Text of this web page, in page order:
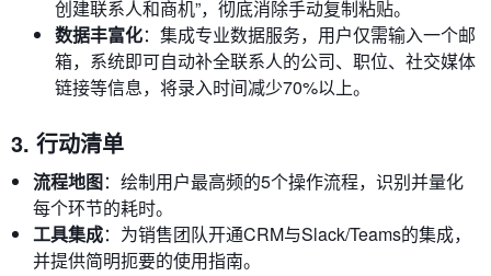
创建联系人和商机”，彻底消除手动复制粘贴。
数据丰富化：集成专业数据服务，用户仅需输入一个邮
箱，系统即可自动补全联系人的公司、职位、社交媒体
链接等信息，将录入时间减少70%以上。
3. 行动清单
流程地图：绘制用户最高频的5个操作流程，识别并量化
每个环节的耗时。
工具集成：为销售团队开通CRM与Slack/Teams的集成，
并提供简明扼要的使用指南。